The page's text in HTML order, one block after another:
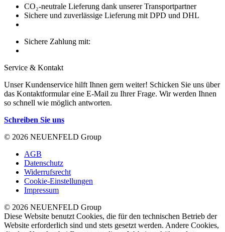
CO₂-neutrale Lieferung dank unserer Transportpartner
Sichere und zuverlässige Lieferung mit DPD und DHL
Sichere Zahlung mit:
Service & Kontakt
Unser Kundenservice hilft Ihnen gern weiter! Schicken Sie uns über
das Kontaktformular eine E-Mail zu Ihrer Frage. Wir werden Ihnen
so schnell wie möglich antworten.
Schreiben Sie uns
© 2026 NEUENFELD Group
AGB
Datenschutz
Widerrufsrecht
Cookie-Einstellungen
Impressum
© 2026 NEUENFELD Group
Diese Website benutzt Cookies, die für den technischen Betrieb der
Website erforderlich sind und stets gesetzt werden. Andere Cookies,